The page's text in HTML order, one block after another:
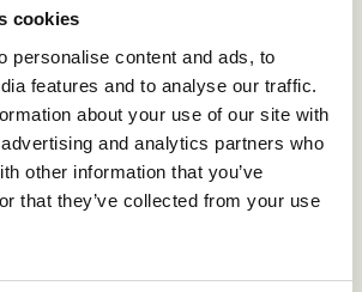
cookies
personalise content and ads, to
features and to analyse our traffic.
about your use of our site with
and analytics partners who
other information that you’ve
that they’ve collected from your use
123774